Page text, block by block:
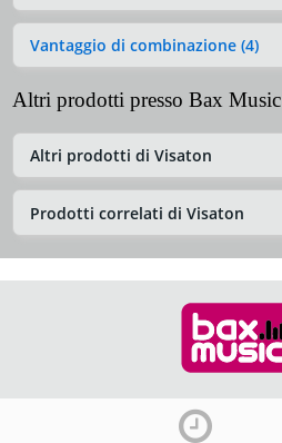
Vantaggio di combinazione (4)
Altri prodotti presso Bax Music
Altri prodotti di Visaton
Prodotti correlati di Visaton